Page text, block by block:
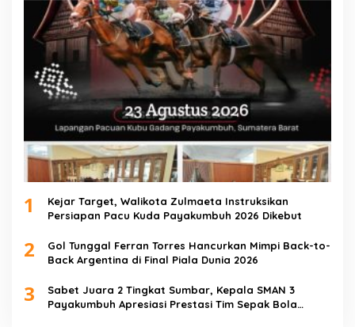
1
Kejar Target, Walikota Zulmaeta Instruksikan
Persiapan Pacu Kuda Payakumbuh 2026 Dikebut
2
Gol Tunggal Ferran Torres Hancurkan Mimpi Back-to-
Back Argentina di Final Piala Dunia 2026
3
Sabet Juara 2 Tingkat Sumbar, Kepala SMAN 3
Payakumbuh Apresiasi Prestasi Tim Sepak Bola